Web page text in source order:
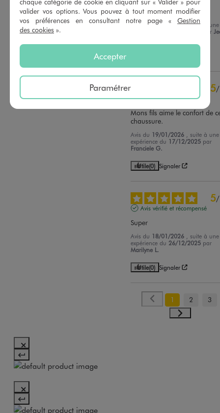
Super.  bonne qualité
Avis du19/01/2026 , suite à une
par
5/
Avis vérifié et récompensé
Mons fils aime le confort de
chaussure.
Avis du 19/01/2026 , suite à une
expérience du 17/12/2025 par
Franciele G.
Utile(0) Signaler
5/
Avis vérifié et récompensé
Super
Avis du 18/01/2026 , suite à une
expérience du 26/12/2025 par
Marilyne L.
Utile(0) Signaler
1 2 3
valider vos options. Vous pouvez à tout moment modifier
vos préférences en consultant notre page « Gestion
des cookies ».
Accepter
Paramétrer